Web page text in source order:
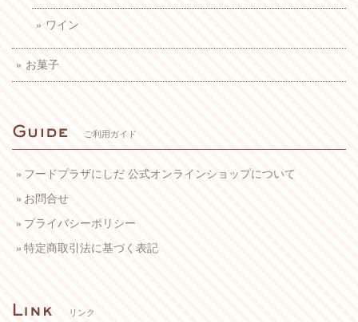
ワイン
お菓子
ご利用ガイド
フードプラザにしだ 公式オンラインショップについて
お問合せ
プライバシーポリシー
特定商取引法に基づく表記
リンク